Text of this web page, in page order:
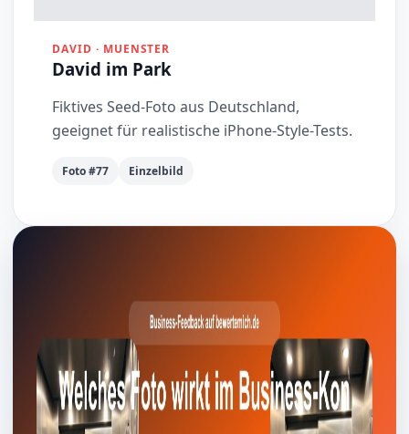
DAVID · MUENSTER
David im Park
Fiktives Seed-Foto aus Deutschland,
geeignet für realistische iPhone-Style-Tests.
Foto #77 Einzelbild